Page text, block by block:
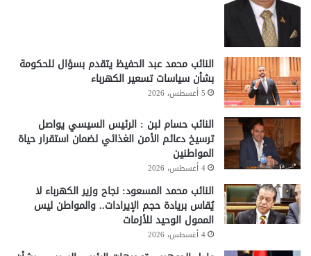
النائب محمد عبد الحفيظ يتقدم بسؤال للحكومة
بشأن سياسات تسعير الكهرباء
5 أغسطس، 2026
النائب حسام لبن : الرئيس السيسي يواصل
ترسيخ دعائم الأمن الغذائي لضمان استقرار حياة
المواطنين
4 أغسطس، 2026
النائب محمد المسعود: نجاح وزير الكهرباء لا
يُقاس بريادة حجم الإيرادات.. والمواطن ليس
الممول الوحيد للأزمات
4 أغسطس، 2026